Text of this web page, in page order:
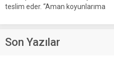
teslim eder. “Aman koyunlarıma
Çoban koyunları alır gider. Aylar...
Son Yazılar